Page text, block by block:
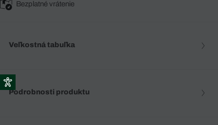
Bezplatné vrátenie
Veľkostná tabuľka
Podrobnosti produktu